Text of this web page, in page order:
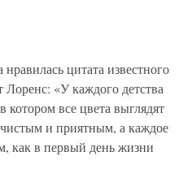
цитата известного
Лоренс: «У каждого детства
котором все цвета выглядят
чистым и приятным, а каждое
как в первый день жизни